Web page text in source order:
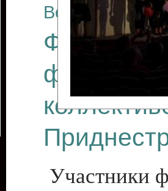
Все отчеты
Финал
Участники